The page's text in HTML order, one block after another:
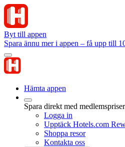
Byt till appen
Spara ännu mer i appen – få upp till
Hämta appen
Spara direkt med medlemspriser
Logga in
Upptäck Hotels.com
Shoppa resor
Kontakta oss